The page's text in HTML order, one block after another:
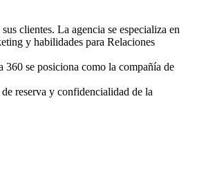
clientes. La agencia se especializa en
y habilidades para Relaciones
se posiciona como la compañía de
reserva y confidencialidad de la